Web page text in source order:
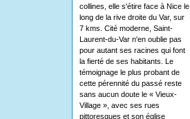
collines, elle s'étire face à Nice le
long de la rive droite du Var, sur
7 kms. Cité moderne, Saint-
Laurent-du-Var n'en oublie pas
pour autant ses racines qui font
la fierté de ses habitants. Le
témoignage le plus probant de
cette pérennité du passé reste
sans aucun doute le « Vieux-
Village », avec ses rues
pittoresques et son église